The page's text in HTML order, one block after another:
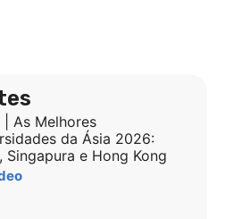
| As Melhores
da Ásia 2026:
Singapura e Hong Kong